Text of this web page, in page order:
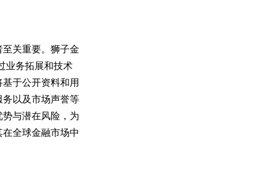
关重要。狮子金
业务拓展和技术
于公开资料和用
以及市场声誉等
与潜在风险，为
全球金融市场中